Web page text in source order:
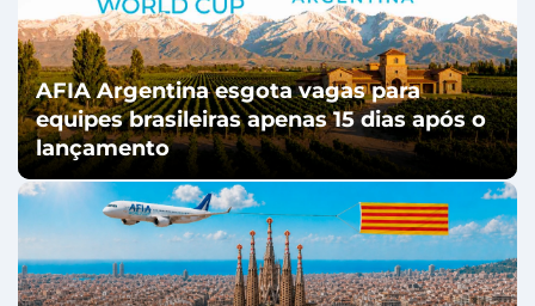
AFIA Argentina esgota vagas para
equipes brasileiras apenas 15 dias após o
lançamento